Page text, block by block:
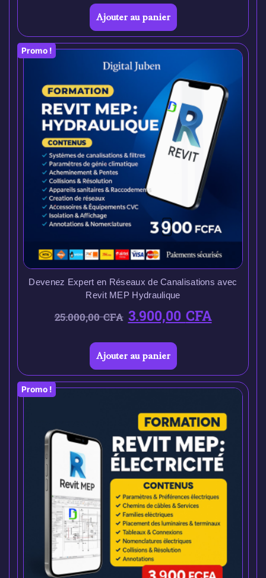
Ajouter au panier
Promo !
Devenez Expert en Réseaux de Canalisations avec
Revit MEP Hydraulique
25.000,00CFA 3.900,00CFA
Ajouter au panier
Promo !